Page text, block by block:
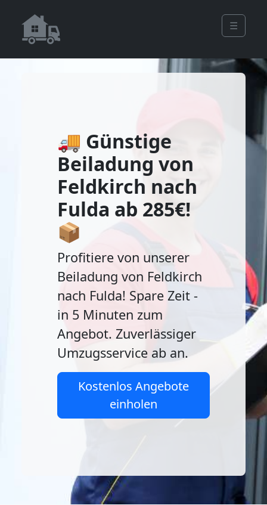
☰
🚚 Günstige
Beiladung von
Feldkirch nach
Fulda ab 285€!
📦
Profitiere von unserer
Beiladung von Feldkirch
nach Fulda! Spare Zeit -
in 5 Minuten zum
Angebot. Zuverlässiger
Umzugsservice ab an.
Kostenlos Angebote
einholen